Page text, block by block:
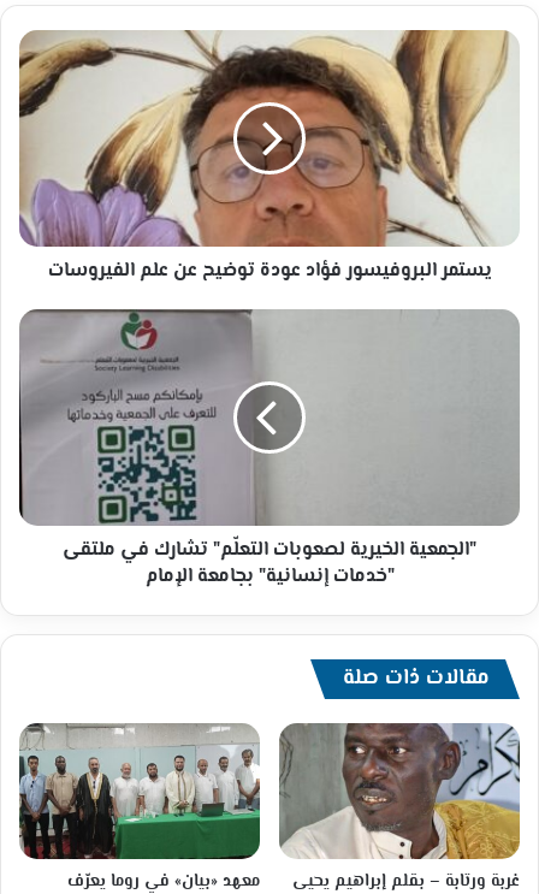
يستمر
البروفيسور
فؤاد
الفيروسات
يستمر البروفيسور فؤاد عودة توضيح عن علم الفيروسات
"الجمعية
إنسانية"
بجامعة"الجمعية الخيرية لصعوبات التعلّم" تشارك في ملتقى
"خدمات إنسانية" بجامعة الإمام
مقالات ذات صلة
غربة ورتابة – بقلم إبراهيم يحيى
معهد «بيان» في روما يعرّف